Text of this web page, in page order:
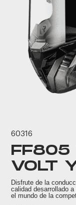
60316
FF805
VOLT
Disfrute de la
calidad desarrollado
el mundo de la